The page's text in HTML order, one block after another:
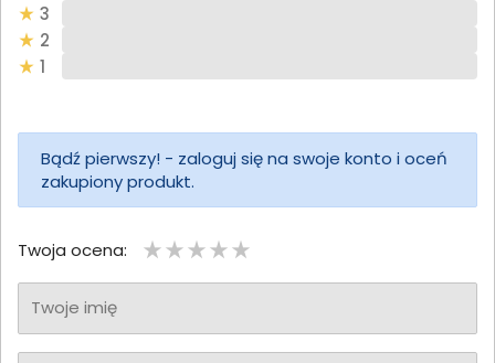
3
2
1
Bądź pierwszy! - zaloguj się na swoje konto i oceń
zakupiony produkt.
Twoja ocena:
Twoje imię